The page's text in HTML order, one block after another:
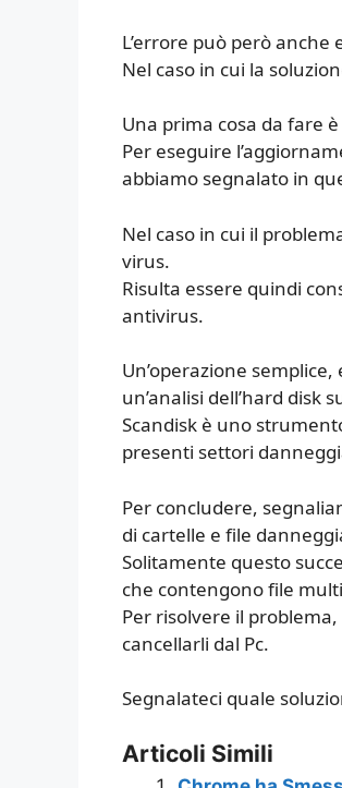
L’errore può però
Nel caso in cui la
Una prima cosa da fare
Per eseguire
abbiamo segnalato in
Nel caso in cui il
virus.
Risulta essere quindi
antivirus.
Un’operazione
un’analisi dell’hard disk
Scandisk è uno
presenti settori
Per concludere,
di cartelle e file
Solitamente questo
che contengono file
Per risolvere il
cancellarli dal Pc.
Segnalateci quale
Articoli Simili